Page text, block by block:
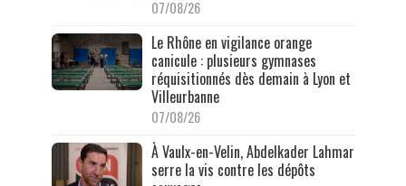
07/08/26
Le Rhône en vigilance orange
canicule : plusieurs gymnases
réquisitionnés dès demain à Lyon et
Villeurbanne
07/08/26
À Vaulx-en-Velin, Abdelkader Lahmar
serre la vis contre les dépôts